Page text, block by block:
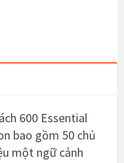
600 Essential
bao gồm 50 chủ
một ngữ cảnh